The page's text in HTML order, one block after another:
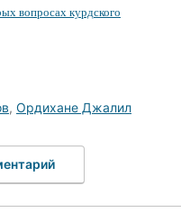
вопросах курдского
, Ордихане Джалил